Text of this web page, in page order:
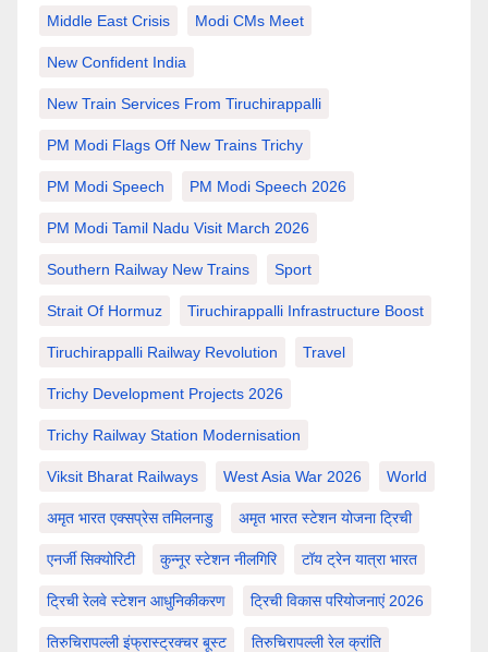
Middle East Crisis Modi CMs Meet
New Confident India
New Train Services From Tiruchirappalli
PM Modi Flags Off New Trains Trichy
PM Modi Speech PM Modi Speech 2026
PM Modi Tamil Nadu Visit March 2026
Southern Railway New Trains Sport
Strait Of Hormuz Tiruchirappalli Infrastructure Boost
Tiruchirappalli Railway Revolution Travel
Trichy Development Projects 2026
Trichy Railway Station Modernisation
Viksit Bharat Railways West Asia War 2026 World
अमृत भारत एक्सप्रेस तमिलनाडु अमृत भारत स्टेशन योजना ट्रिची
एनर्जी सिक्योरिटी कुन्नूर स्टेशन नीलगिरि टॉय ट्रेन यात्रा भारत
ट्रिची रेलवे स्टेशन आधुनिकीकरण ट्रिची विकास परियोजनाएं 2026
तिरुचिरापल्ली इंफ्रास्ट्रक्चर बूस्ट तिरुचिरापल्ली रेल क्रांति